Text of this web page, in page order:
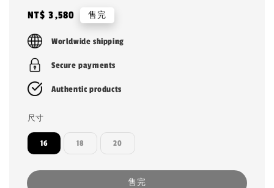
Regular
price
NT$ 3,580 售完
Worldwide shipping
Secure payments
Authentic products
尺寸
16 18 20
售完